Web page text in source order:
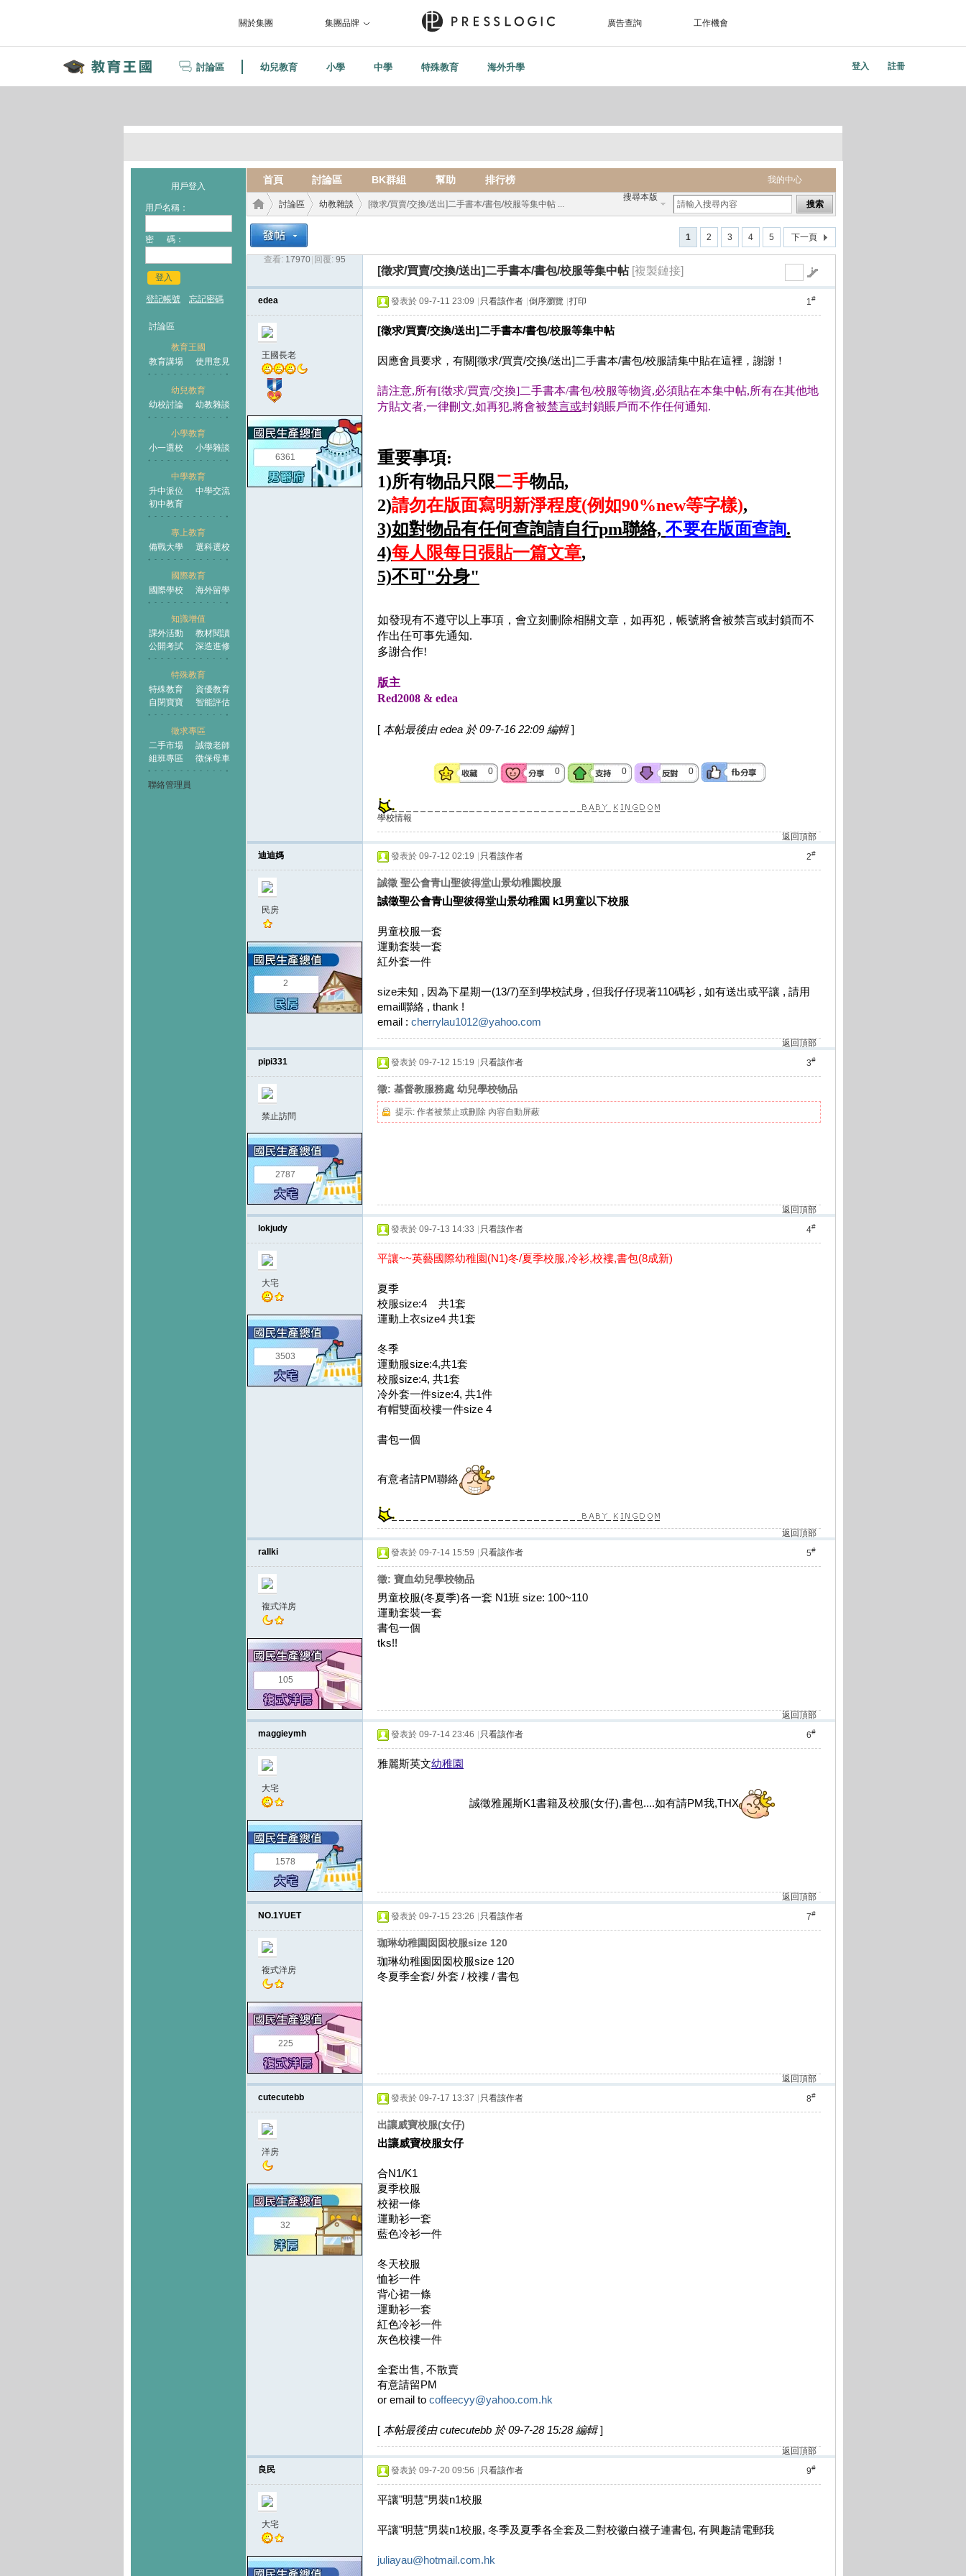
關於集團 集團品牌 廣告查詢 工作機會
討論區 幼兒教育 小學 中學 特殊教育 海外升學 登入 註冊
用戶登入
用戶名稱：
密 碼：
登入
登記帳號 忘記密碼
討論區
教育王國
教育講場
使用意見
幼兒教育
幼校討論
幼教雜談
小學教育
小一選校
小學雜談
中學教育
升中派位
中學交流
初中教育
專上教育
備戰大學
選科選校
國際教育
國際學校
海外留學
知識增值
課外活動
教材閱讀
公開考試
深造進修
特殊教育
特殊教育
資優教育
自閉寶寶
智能評估
徵求專區
二手市場
誠徵老師
組班專區
徵保母車
聯絡管理員
我的中心
首頁 討論區 BK群組 幫助 排行榜
搜尋本版
搜索
教育›
討論區
›
幼教雜談 [徵求/買賣/交換/送出]二手書本/書包/校服等集中帖 ...
1 2 3 4 5 下一頁
查看: 17970 回覆: 95
[徵求/買賣/交換/送出]二手書本/書包/校服等集中帖 [複製鏈接]
edea
王國長老
6361
1#
發表於 09-7-11 23:09 只看該作者 倒序瀏覽 打印
[徵求/買賣/交換/送出]二手書本/書包/校服等集中帖
因應會員要求，有關[徵求/買賣/交換/送出]二手書本/書包/校服請集中貼在這裡，謝謝！
請注意,所有[徵求/買賣/交換]二手書本/書包/校服等物資,必須貼在本集中帖,所有在其他地
方貼文者,一律刪文,如再犯,將會被禁言或封鎖賬戶而不作任何通知.
重要事項:
1)所有物品只限二手物品,
2)請勿在版面寫明新淨程度(例如90%new等字樣),
3)如對物品有任何查詢請自行pm聯絡, 不要在版面查詢.
4)每人限每日張貼一篇文章,
5)不可"分身"
如發現有不遵守以上事項，會立刻刪除相關文章，如再犯，帳號將會被禁言或封鎖而不
作出任可事先通知.
多謝合作!
版主
Red2008 & edea
[ 本帖最後由 edea 於 09-7-16 22:09 編輯]
0 0 0 0
學校情報
返回頂部
迪迪媽
民房
2
2#
發表於 09-7-12 02:19 只看該作者
誠徵 聖公會青山聖彼得堂山景幼稚園校服
誠徵聖公會青山聖彼得堂山景幼稚園 k1男童以下校服
男童校服一套
運動套裝一套
紅外套一件
size未知 , 因為下星期一(13/7)至到學校試身 , 但我仔仔現著110碼衫 , 如有送出或平讓 , 請用
email聯絡 , thank !
email : cherrylau1012@yahoo.com
返回頂部
pipi331
禁止訪問
2787
3#
發表於 09-7-12 15:19 只看該作者
徵: 基督教服務處 幼兒學校物品
提示: 作者被禁止或刪除 內容自動屏蔽
返回頂部
lokjudy
大宅
3503
4#
發表於 09-7-13 14:33 只看該作者
平讓~~英藝國際幼稚園(N1)冬/夏季校服,冷衫,校褸,書包(8成新)
夏季
校服size:4 共1套
運動上衣size4 共1套
冬季
運動服size:4,共1套
校服size:4, 共1套
冷外套一件size:4, 共1件
有帽雙面校褸一件size 4
書包一個
有意者請PM聯絡
返回頂部
rallki
複式洋房
105
5#
發表於 09-7-14 15:59 只看該作者
徵: 寶血幼兒學校物品
男童校服(冬夏季)各一套 N1班 size: 100~110
運動套裝一套
書包一個
tks!!
返回頂部
maggieymh
大宅
1578
6#
發表於 09-7-14 23:46 只看該作者
雅麗斯英文幼稚園
誠徵雅麗斯K1書籍及校服(女仔),書包....如有請PM我,THX
返回頂部
NO.1YUET
複式洋房
225
7#
發表於 09-7-15 23:26 只看該作者
珈琳幼稚園囡囡校服size 120
珈琳幼稚園囡囡校服size 120
冬夏季全套/ 外套 / 校褸 / 書包
返回頂部
cutecutebb
洋房
32
8#
發表於 09-7-17 13:37 只看該作者
出讓威寶校服(女仔)
出讓威寶校服女仔
合N1/K1
夏季校服
校裙一條
運動衫一套
藍色冷衫一件
冬天校服
恤衫一件
背心裙一條
運動衫一套
紅色冷衫一件
灰色校褸一件
全套出售, 不散賣
有意請留PM
or email to coffeecyy@yahoo.com.hk
[ 本帖最後由 cutecutebb 於 09-7-28 15:28 編輯]
返回頂部
良民
大宅
9#
發表於 09-7-20 09:56 只看該作者
平讓"明慧"男裝n1校服
平讓"明慧"男裝n1校服, 冬季及夏季各全套及二對校徽白襪子連書包, 有興趣請電郵我
juliayau@hotmail.com.hk